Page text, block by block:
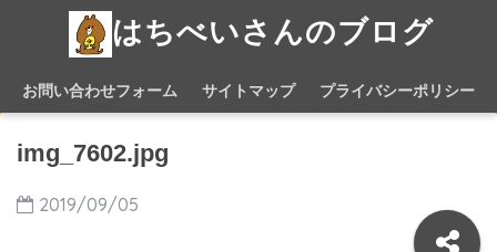
はちべいさんのブログ
お問い合わせフォーム サイトマップ プライバシーポリシー
img_7602.jpg
2019/09/05